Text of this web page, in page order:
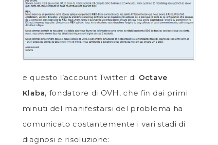
e questo l’account Twitter di Octave
Klaba, fondatore di OVH, che fin dai primi
minuti del manifestarsi del problema ha
comunicato costantemente i vari stadi di
diagnosi e risoluzione: